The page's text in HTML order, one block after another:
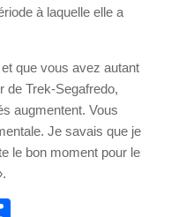
à laquelle elle a
que vous avez autant
de Trek-Segafredo,
augmentent. Vous
Je savais que je
le bon moment pour le